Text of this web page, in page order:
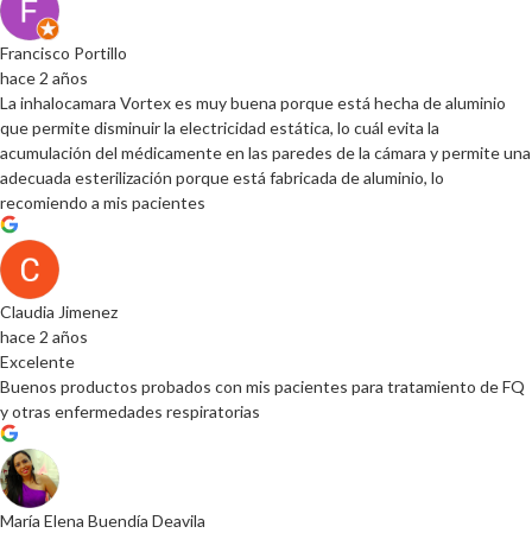
Francisco Portillo
hace 2 años
La inhalocamara Vortex es muy buena porque está hecha de aluminio
que permite disminuir la electricidad estática, lo cuál evita la
acumulación del médicamente en las paredes de la cámara y permite una
adecuada esterilización porque está fabricada de aluminio, lo
recomiendo a mis pacientes
Claudia Jimenez
hace 2 años
Excelente
Buenos productos probados con mis pacientes para tratamiento de FQ
y otras enfermedades respiratorias
María Elena Buendía Deavila